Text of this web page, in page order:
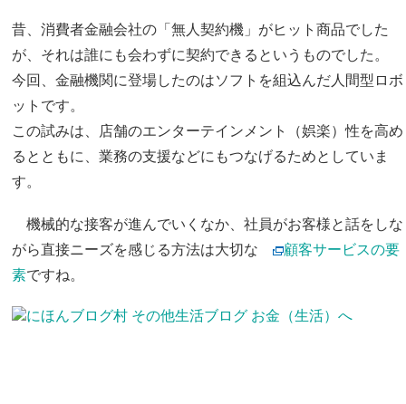
昔、消費者金融会社の「無人契約機」がヒット商品でした
が、それは誰にも会わずに契約できるというものでした。
今回、金融機関に登場したのはソフトを組込んだ人間型ロボ
ットです。
この試みは、店舗のエンターテインメント（娯楽）性を高め
るとともに、業務の支援などにもつなげるためとしていま
す。
機械的な接客が進んでいくなか、社員がお客様と話をしな
がら直接ニーズを感じる方法は大切な
顧客サービスの要
素ですね。